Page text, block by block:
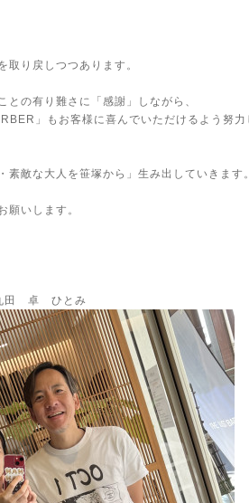
取り戻しつつあります。
との有り難さに「感謝」しながら、
」もお客様に喜んでいただけるよう努力
素敵な大人を笹塚から」生み出していきます。
願いします。
田 卓 ひとみ